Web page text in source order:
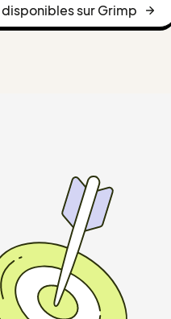
sur Grimp